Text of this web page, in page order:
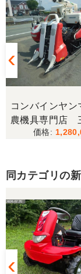
コンバインヤン
農機具専門店
備済み
同カテゴリの